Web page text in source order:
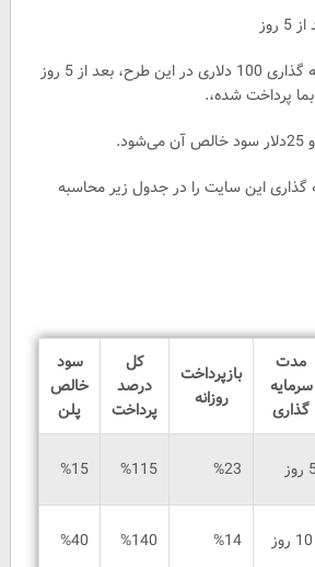
به عنوان مثال با سرمایه گذاری 100 دلاری در این طرح، بعد از 5 روز
گذاری این سایت را در جدول زیر محاسبه
مدت
سرمایه
گذاری
بازپرداخت
روزانه
کل
درصد
پرداخت
سود
خالص
پلن
%23
%115
%15
%14
%140
%40